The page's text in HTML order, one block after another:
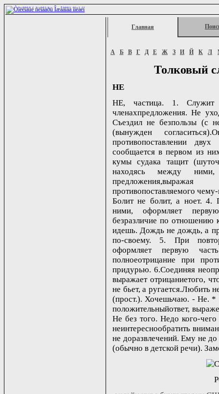
Главная
А Б В Г Д Е Ж З И Й К Л
Толковый
НЕ
НЕ, частица. 1. Служит
членахпредложения. Не
Съездил не безпользы (с
(вынужден
противопоставлении
сообщается в первом из
кумы судака тащит
находясь между
противопоставляемого
Болит не болит, а ноет. 4.
ними, оформляет
безразличие по отношению
идешь. Дождь не дождь, а
по-своему. 5. При
оформляет первую
полноеотрицание при
придурью. 6.Соединяя
выражает отрицаниетого,
не бьет, а ругается.Любить
(прост.). Хочешьчаю. - Не. *
положительныйответ,
Не без того. Недо кого-
неинтереснообратить
не доразвлечений. Ему не
(обычно в детской речи).